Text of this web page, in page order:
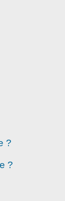
?
?